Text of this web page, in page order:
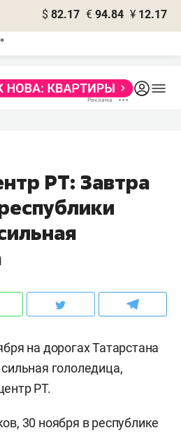
$ 82.17 € 94.84 ¥ 12.17
РТ: Завтра
на дорогах Татарстана
гололедица,
РТ.
30 ноября в республике